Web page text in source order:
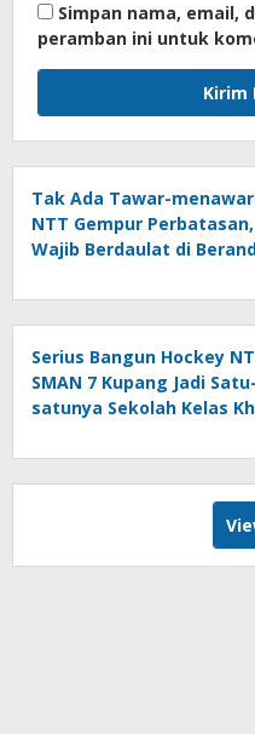
Simpan nama, email,
peramban ini untuk
Tak Ada Tawar-
NTT Gempur
Wajib Berdaulat di
Serius Bangun Hockey
SMAN 7 Kupang Jadi Satu-
satunya Sekolah Kelas